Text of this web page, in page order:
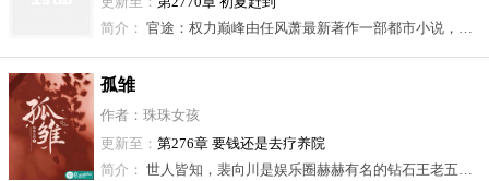
简介： 官途：权力巅峰由任风萧最新著作一部都市小说，读书网免费为您提供官途：权力巅峰最新章节抢先版，官途：权力巅峰全文阅读，更新快，首选读书网。
孤雏
作者：珠珠女孩
更新至： 第276章 要钱还是去疗养院
简介： 世人皆知，裴向川是娱乐圈赫赫有名的钻石王老五。三十五岁未结婚，只为等那位美若天仙的国际女星沈卿雪。 却很少人知道，他与旗下的顶级经纪人臧祺隐婚十年。儿子八岁生日，臧祺准备了一大桌饭菜等到半夜，却在凌晨刷到裴向川为沈卿雪打造雪域城堡的热搜。 她终于下定决心，结束这段名存实亡的婚姻。